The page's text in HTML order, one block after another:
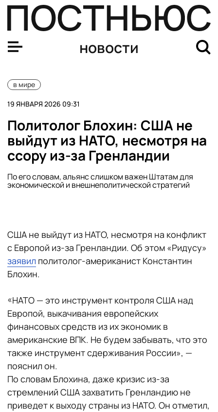
новости
в мире
19 ЯНВАРЯ 2026 09:31
Политолог Блохин: США не
выйдут из НАТО, несмотря на
ссору из-за Гренландии
По его словам, альянс слишком важен Штатам для
экономической и внешнеполитической стратегий
США не выйдут из НАТО, несмотря на конфликт
с Европой из-за Гренландии. Об этом «Ридусу»
заявил политолог-американист Константин
Блохин.
«НАТО — это инструмент контроля США над
Европой, выкачивания европейских
финансовых средств из их экономик в
американские ВПК. Не будем забывать, что это
также инструмент сдерживания России», —
пояснил он.
По словам Блохина, даже кризис из-за
стремлений США захватить Гренландию не
приведет к выходу страны из НАТО. Он отметил,
Политолог Блохин: США не выйдут из НАТО, несмотря